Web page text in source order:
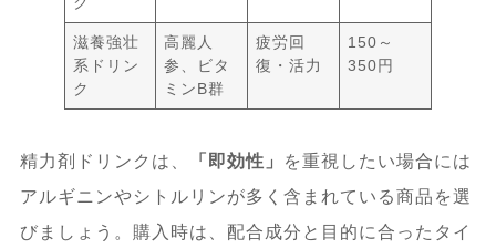
滋養強壮
系ドリン
ク
高麗人
参、ビタ
ミンB群
疲労回
復・活力
150～
350円
精力剤ドリンクは、 「即効性」
を重視したい場合には
アルギニンやシトルリンが多く含まれている商品を選
びましょう。購入時は、配合成分と目的に合ったタイ